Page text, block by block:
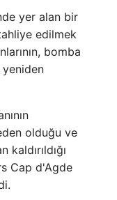
yer alan bir
edilmek
bomba
olduğu ve
Cap d'Agde